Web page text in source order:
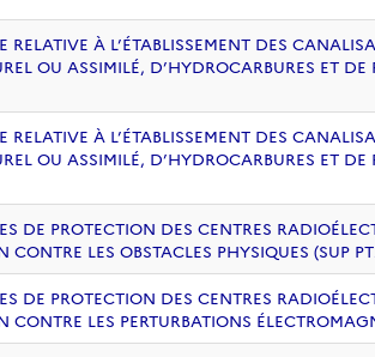
RELATIVE À L’ÉTABLISSEMENT DES
OU ASSIMILÉ, D’HYDROCARBURES ET
RELATIVE À L’ÉTABLISSEMENT DES
OU ASSIMILÉ, D’HYDROCARBURES ET
DE PROTECTION DES CENTRES
CONTRE LES OBSTACLES PHYSIQUES (SUP
DE PROTECTION DES CENTRES
CONTRE LES PERTURBATIONS